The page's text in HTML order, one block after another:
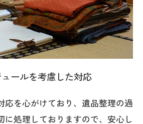
ールを考慮した対応
応を心がけており、遺品整理の過
に処理しておりますので、安心し